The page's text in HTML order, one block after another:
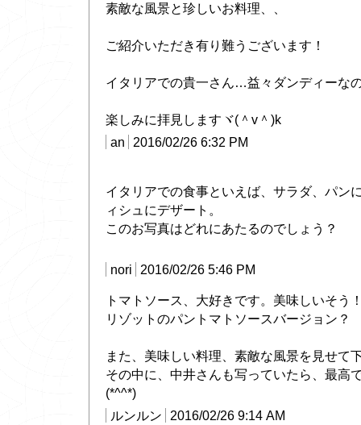
素敵な風景と珍しいお料理、、
ご紹介いただき有り難うございます！
イタリアでの貴一さん…益々ダンディーな
楽しみに拝見しますヾ(＾v＾)k
an
2016/02/26 6:32 PM
イタリアでの食事といえば、サラダ、パン
ィシュにデザート。
このお写真はどれにあたるのでしょう？
nori 2016/02/26 5:46 PM
トマトソース、大好きです。美味しいそう
リゾットのパントマトソースバージョン？
また、美味しい料理、素敵な風景を見せて
その中に、中井さんも写っていたら、最高
(*^^*)
ルンルン
2016/02/26 9:14 AM